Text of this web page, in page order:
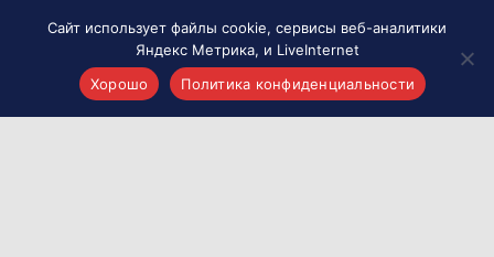
Сайт использует файлы cookie, сервисы веб-аналитики
Яндекс Метрика, и LiveInternet
Хорошо
Политика конфиденциальности